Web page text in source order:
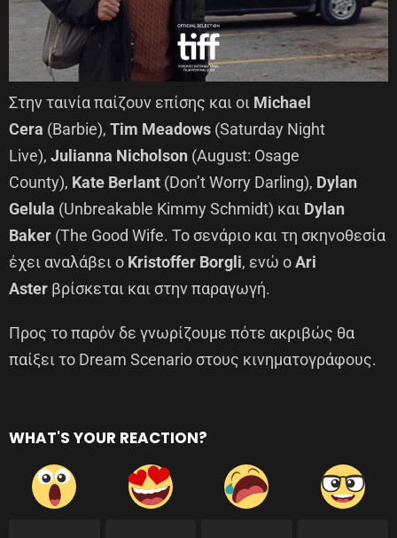
Στην ταινία παίζουν επίσης και οι Michael
Cera (Barbie), Tim Meadows (Saturday Night
Live), Julianna Nicholson (August: Osage
County), Kate Berlant (Don’t Worry Darling), Dylan
Gelula (Unbreakable Kimmy Schmidt) και Dylan
Baker (The Good Wife. Το σενάριο και τη σκηνοθεσία
έχει αναλάβει ο Kristoffer Borgli, ενώ οAri
Aster βρίσκεται και στην παραγωγή.
Προς το παρόν δε γνωρίζουμε πότε ακριβώς θα
παίξει το Dream Scenario στους κινηματογράφους.
WHAT'S YOUR REACTION?